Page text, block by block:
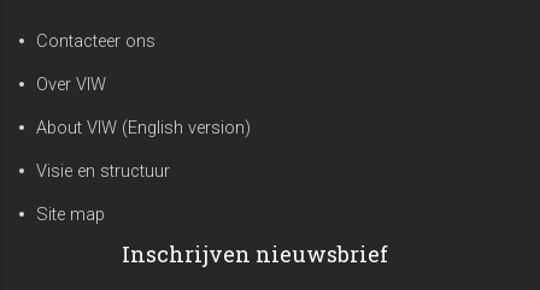
Contacteer ons
Over VIW
About VIW (English version)
Visie en structuur
Site map
Inschrijven nieuwsbrief